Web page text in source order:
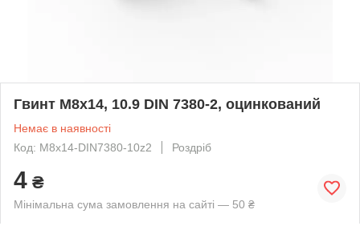
Гвинт М8х14, 10.9 DIN 7380-2, оцинкований
Немає в наявності
Код: M8x14-DIN7380-10z2
Роздріб
4 ₴
Мінімальна сума замовлення на сайті — 50 ₴